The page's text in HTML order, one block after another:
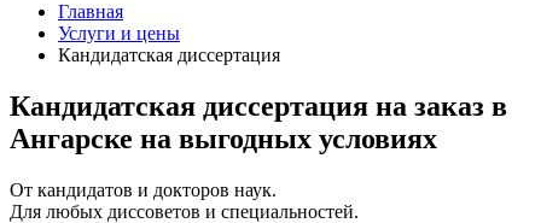
Главная
Услуги и цены
Кандидатская диссертация
Кандидатская диссертация на заказ в
Ангарске на выгодных условиях
От кандидатов и докторов наук.
Для любых диссоветов и специальностей.